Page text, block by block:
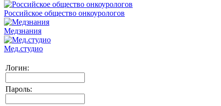
Российское общество онкоурологов
Медзнания
Мед.студио
Логин:
Пароль: